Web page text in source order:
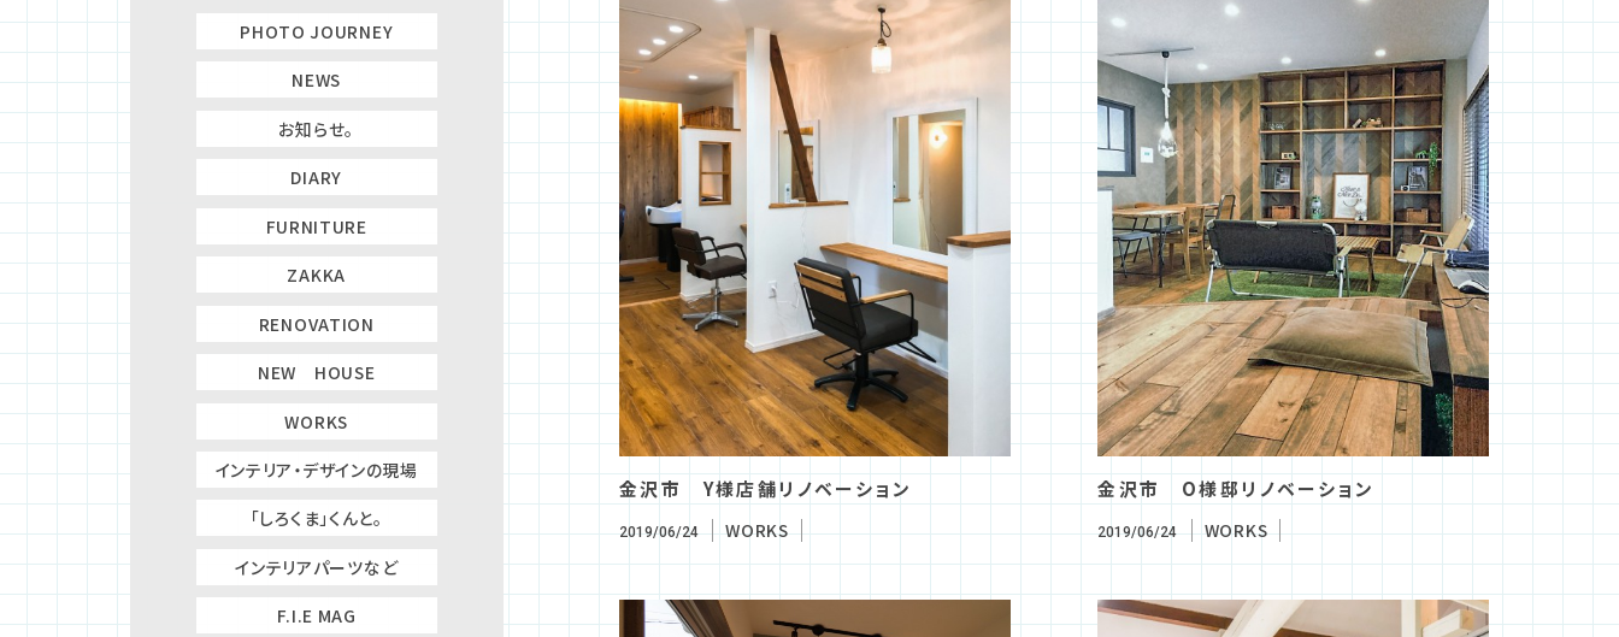
金沢市 Y様店舗リノベーション
2019/06/24 WORKS
金沢市 O様邸リノベーション
2019/06/24 WORKS
PHOTO JOURNEY
NEWS
お知らせ。
DIARY
FURNITURE
ZAKKA
RENOVATION
NEW HOUSE
WORKS
インテリア・デザインの現場
「しろくま」くんと。
インテリアパーツなど
F.I.E MAG